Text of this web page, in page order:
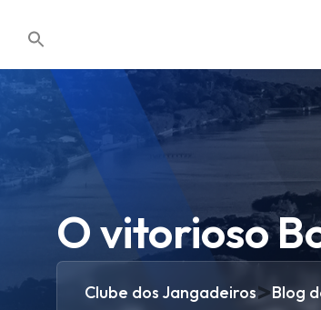
O vitorioso
Clube dos Jangadeiros>Blog